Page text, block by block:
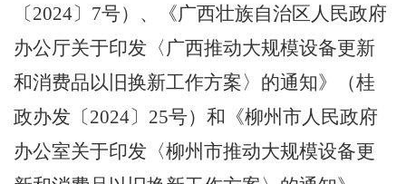
〔2024〕 7号）、《广西壮族自治区人民政府
办公厅关于印发〈广西推动大规模设备更新
和消费品以旧换新工作方案〉的通知》（桂
政办发〔2024〕 25号）和《柳州市人民政府
办公室关于印发〈柳州市推动大规模设备更